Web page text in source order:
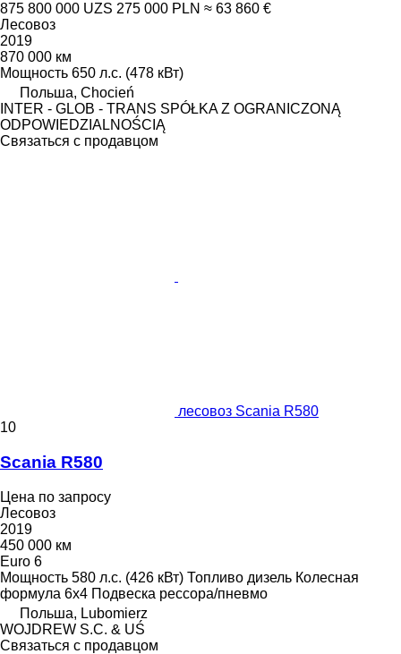
875 800 000 UZS 275 000 PLN ≈ 63 860 €
Лесовоз
2019
870 000 км
Мощность 650 л.с. (478 кВт)
Польша, Chocień
INTER - GLOB - TRANS SPÓŁKA Z OGRANICZONĄ
ODPOWIEDZIALNOŚCIĄ
Связаться с продавцом
лесовоз Scania R580
10
Scania R580
Цена по запросу
Лесовоз
2019
450 000 км
Euro 6
Мощность 580 л.с. (426 кВт) Топливо дизель Колесная
формула 6x4 Подвеска рессора/пневмо
Польша, Lubomierz
WOJDREW S.C. & UŚ
Связаться с продавцом